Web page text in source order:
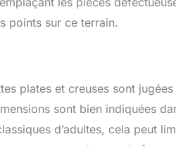
des articles
3) Tous les renseignements
les vaiselles sont disponible
lave-vaisselles, le four à micro-
un bon appétit
points sur ce terrain.
plates et creuses sont
sont bien indiquées
d’adultes, cela peut